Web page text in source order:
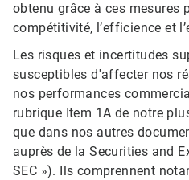
obtenu grâce à ces mesures
compétitivité, l’efficience et
Les risques et incertitudes
susceptibles d'affecter nos
nos performances
rubrique Item 1A de notre
que dans nos autres
auprès de la Securities and
SEC »). Ils comprennent